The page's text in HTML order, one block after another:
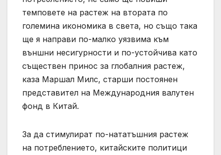
темповете на растеж на втората по
големина икономика в света, но също така
ще я направи по-малко уязвима към
външни несигурности и по-устойчива като
съществен принос за глобалния растеж,
каза Маршал Милс, старши постоянен
представител на Международния валутен
фонд в Китай.
За да стимулират по-нататъшния растеж
на потреблението, китайските политици